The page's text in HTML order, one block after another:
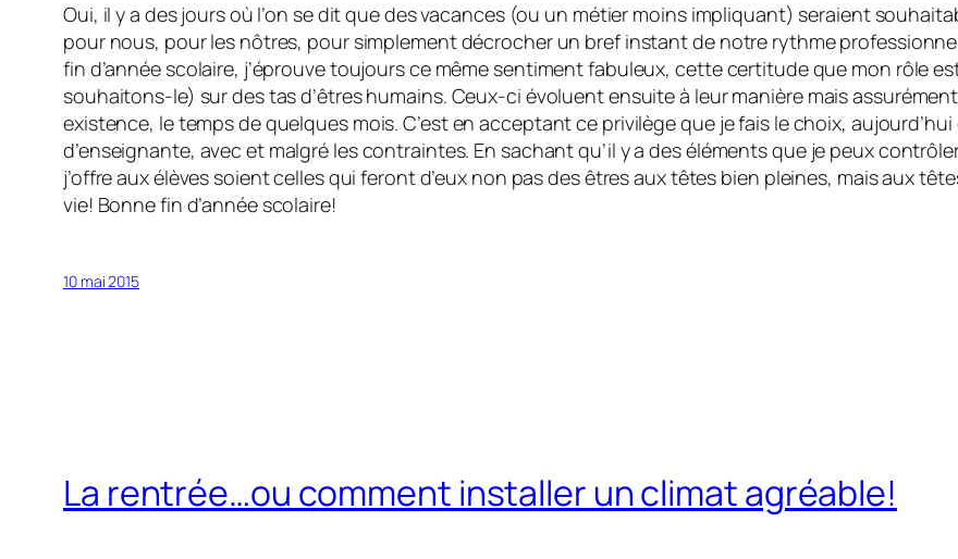
Oui, il y a des jours où l’on se dit que des vacances (ou un métier moins impliquant) seraient
pour nous, pour les nôtres, pour simplement décrocher un bref instant de notre rythme
fin d’année scolaire, j’éprouve toujours ce même sentiment fabuleux, cette certitude que mon rôle
souhaitons-le) sur des tas d’êtres humains. Ceux-ci évoluent ensuite à leur manière mais
existence, le temps de quelques mois. C’est en acceptant ce privilège que je fais le choix,
d’enseignante, avec et malgré les contraintes. En sachant qu’il y a des éléments que je peux
j’offre aux élèves soient celles qui feront d’eux non pas des êtres aux têtes bien pleines, mais aux
vie! Bonne fin d’année scolaire!
10 mai 2015
La rentrée…ou comment installer un climat agréable!